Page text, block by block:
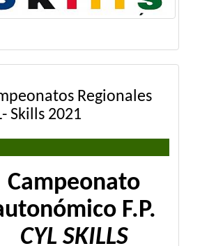
Regionales
Skills 2021
Campeonato
F.P.
CYL SKILLS